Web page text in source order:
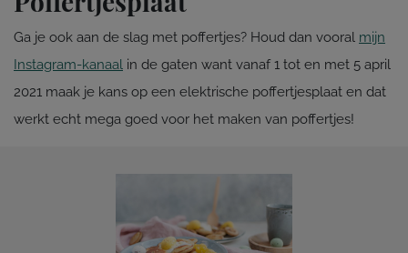
Ga je ook aan de slag met poffertjes? Houd dan vooral mijn
Instagram-kanaal in de gaten want vanaf 1 tot en met 5 april
2021 maak je kans op een elektrische poffertjesplaat en dat
werkt echt mega goed voor het maken van poffertjes!